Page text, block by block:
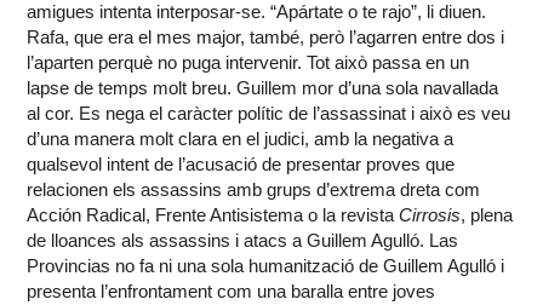
amigues intenta interposar-se. “Apártate o te rajo”, li diuen.
Rafa, que era el mes major, també, però l’agarren entre dos i
l’aparten perquè no puga intervenir. Tot això passa en un
lapse de temps molt breu. Guillem mor d’una sola navallada
al cor. Es nega el caràcter polític de l’assassinat i això es veu
d’una manera molt clara en el judici, amb la negativa a
qualsevol intent de l’acusació de presentar proves que
relacionen els assassins amb grups d’extrema dreta com
Acción Radical, Frente Antisistema o la revistaCirrosis, plena
de lloances als assassins i atacs a Guillem Agulló. Las
Provincias no fa ni una sola humanització de Guillem Agulló i
presenta l’enfrontament com una baralla entre joves